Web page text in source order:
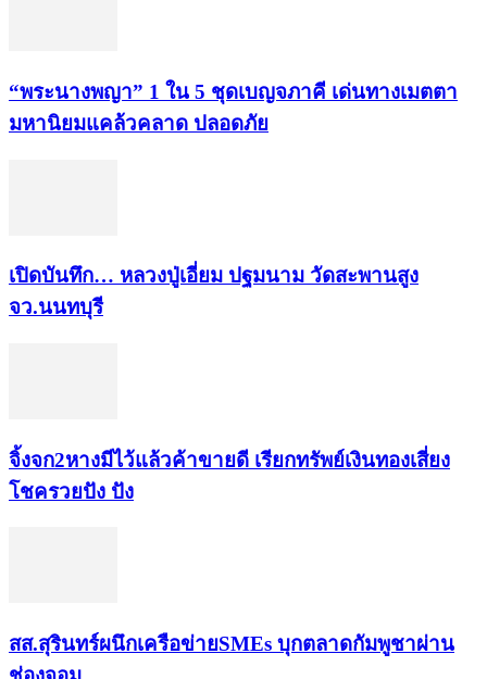
“พระ​นาง​พญา” 1 ใน 5​ ชุดเบญจ​ภาคี​ เด่นทางเมตตา​
มหา​นิยม​แคล้วคลาด​ ปลอดภัย​
เปิดบันทึก… หลวงปู่เอี่ยม ​ปฐม​นาม​ วัดสะพานสูง​
จว.นนทบุรี
จิ้งจก​2​หาง​มีไว้แล้ว​ค้าขาย​ดี​ เรียก​ทรัพย์เงินทอง​เสี่ยง
โชค​รวยปัง​ ปัง​
สส.สุรินทร์ผนึกเครือข่ายSMEs บุกตลาดกัมพูชาผ่าน